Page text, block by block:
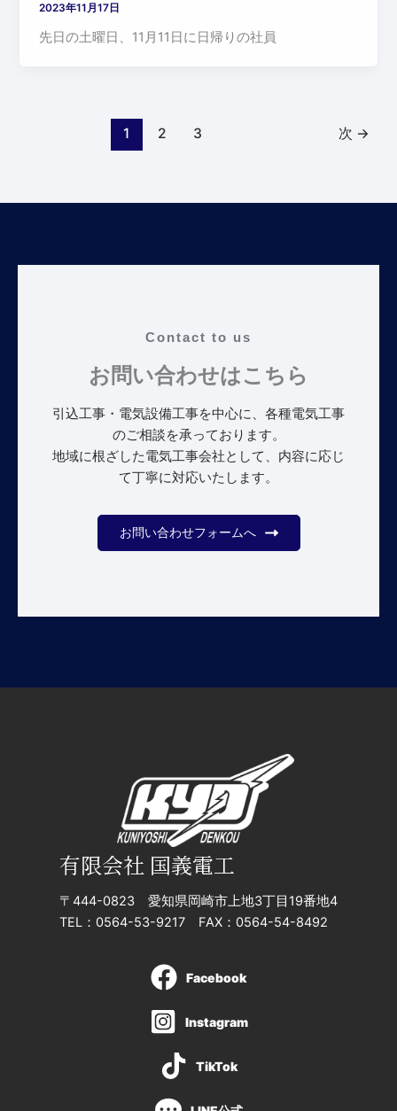
2023年11月17日
先日の土曜日、11月11日に日帰りの社員
1 2 3 次 →
Contact to us
お問い合わせはこちら
引込工事・電気設備工事を中心に、各種電気工事
のご相談を承っております。
地域に根ざした電気工事会社として、内容に応じ
て丁寧に対応いたします。
お問い合わせフォームへ
有限会社 国義電工
〒444-0823 愛知県岡崎市上地3丁目19番地4
TEL：0564-53-9217 FAX：0564-54-8492
Facebook
Instagram
TikTok